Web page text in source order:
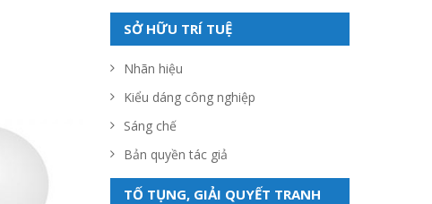
SỞ HỮU TRÍ TUỆ
Nhãn hiệu
Kiểu dáng công nghiệp
Sáng chế
Bản quyền tác giả
TỐ TỤNG, GIẢI QUYẾT TRANH